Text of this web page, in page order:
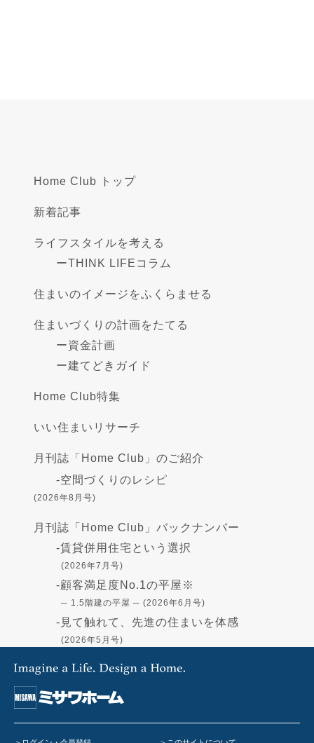
Home Club トップ
新着記事
ライフスタイルを考える
ーTHINK LIFEコラム
住まいのイメージをふくらませる
住まいづくりの計画をたてる
ー資金計画
ー建てどきガイド
Home Club特集
いい住まいリサーチ
月刊誌「Home Club」のご紹介
-空間づくりのレシピ
(2026年8月号)
月刊誌「Home Club」バックナンバー
-賃貸併用住宅という選択
(2026年7月号)
-顧客満足度No.1の平屋※
─ 1.5階建の平屋 ─ (2026年6月号)
- 見て触れて、先進の住まいを体感
(2026年5月号)
(2026年4月号)
-住まいづくりの資金